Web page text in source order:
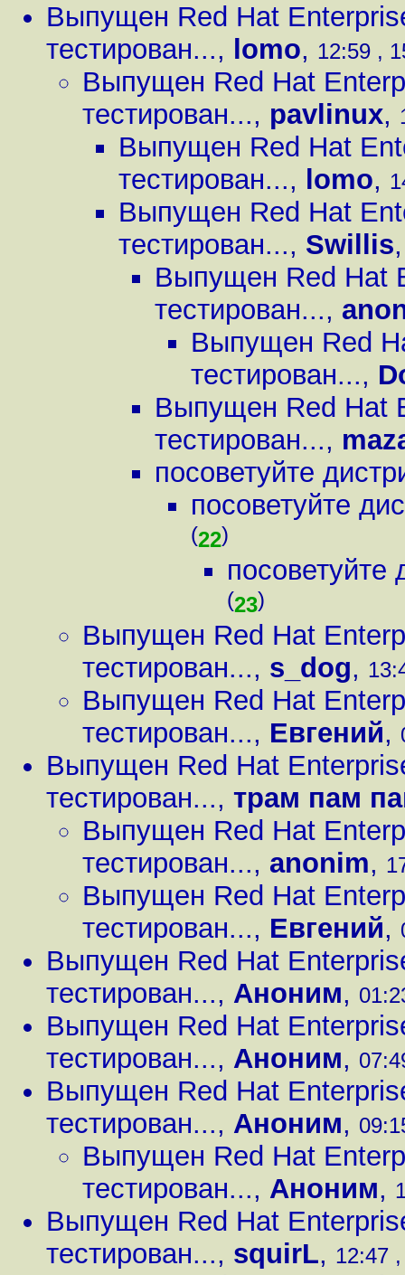
Выпущен Red Hat
тестирован..., lomo, 12:59 ,
Выпущен Red Hat
тестирован..., pavlinux,
Выпущен Red Hat
тестирован..., lomo,
Выпущен Red Hat
тестирован..., Swillis
Выпущен Red Hat
тестирован...,
Выпущен Red
тестирован...,
Выпущен Red Hat
тестирован...,
посоветуйте
посоветуйте
(22)
посоветуйте
(23)
Выпущен Red Hat
тестирован..., s_dog,
Выпущен Red Hat
тестирован..., Евгений,
Выпущен Red Hat
тестирован..., трам пам
Выпущен Red Hat
тестирован..., anonim,
Выпущен Red Hat
тестирован..., Евгений,
Выпущен Red Hat
тестирован..., Аноним,
Выпущен Red Hat
тестирован..., Аноним,
Выпущен Red Hat
тестирован..., Аноним,
Выпущен Red Hat
тестирован..., Аноним,
Выпущен Red Hat
тестирован..., squirL, 12:47